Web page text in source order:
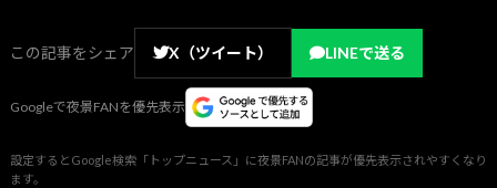
この記事をシェア X（ツイート） LINEで送る
Googleで夜景FANを優先表示
設定するとGoogle検索「トップニュース」に夜景FANの記事が優先表示されやすくなり
ます。